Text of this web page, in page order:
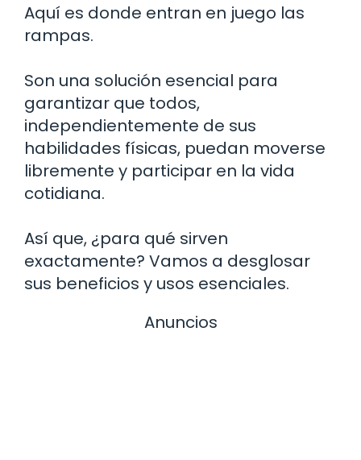
Aquí es donde entran en juego las
rampas.
Son una solución esencial para
garantizar que todos,
independientemente de sus
habilidades físicas, puedan moverse
libremente y participar en la vida
cotidiana.
Así que, ¿para qué sirven
exactamente? Vamos a desglosar
sus beneficios y usos esenciales.
Anuncios